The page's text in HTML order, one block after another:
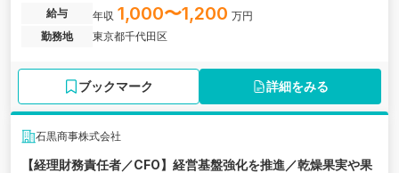
ながら、数字を経営判断へつなげ、 経営課題の可視化や改善提案、
組織づくりまで担っていただきます。
給与 年収 1,000〜1,200 万円
勤務地
東京都千代田区
ブックマーク 詳細をみる
石黒商事株式会社
【経理財務責任者／CFO】経営基盤強化を推進／乾燥果実や果